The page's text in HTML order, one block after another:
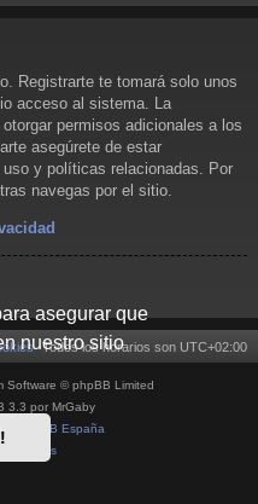
asegurar que
nuestro sitio
Registrarte te tomará solo unos
acceso al sistema. La
permisos adicionales a los
asegúrete de estar
y políticas relacionadas. Por
navegas por el sitio.
Todos los horarios son UTC+02:00
Software © phpBB Limited
3.3 por MrGaby
phpBB España